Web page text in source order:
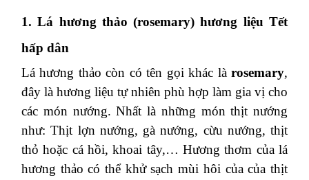
1. Lá hương thảo (rosemary) hương liệu Tết
hấp dân
Lá hương thảo còn có tên gọi khác là rosemary,
đây là hương liệu tự nhiên phù hợp làm gia vị cho
các món nướng. Nhất là những món thịt nướng
như: Thịt lợn nướng, gà nướng, cừu nướng, thịt
thỏ hoặc cá hồi, khoai tây,… Hương thơm của lá
hương thảo có thể khử sạch mùi hôi của của thịt